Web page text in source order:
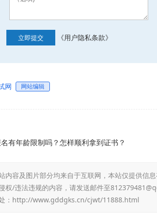
立即提交 《用户隐私条款》
网 网站编辑
有年龄限制吗？怎样顺利拿到证书？
内容及图片部分均来自于互联网，本站仅提供信
权/违法违规的内容，请发送邮件至
： http://www.gddgks.cn/cjwt/11888.html